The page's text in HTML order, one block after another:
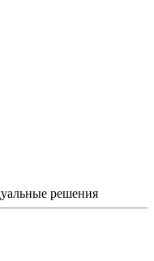
решения